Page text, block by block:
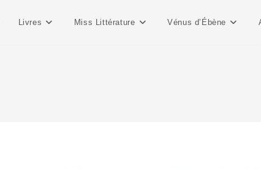
Livres Miss Littérature Vénus d’Ébène